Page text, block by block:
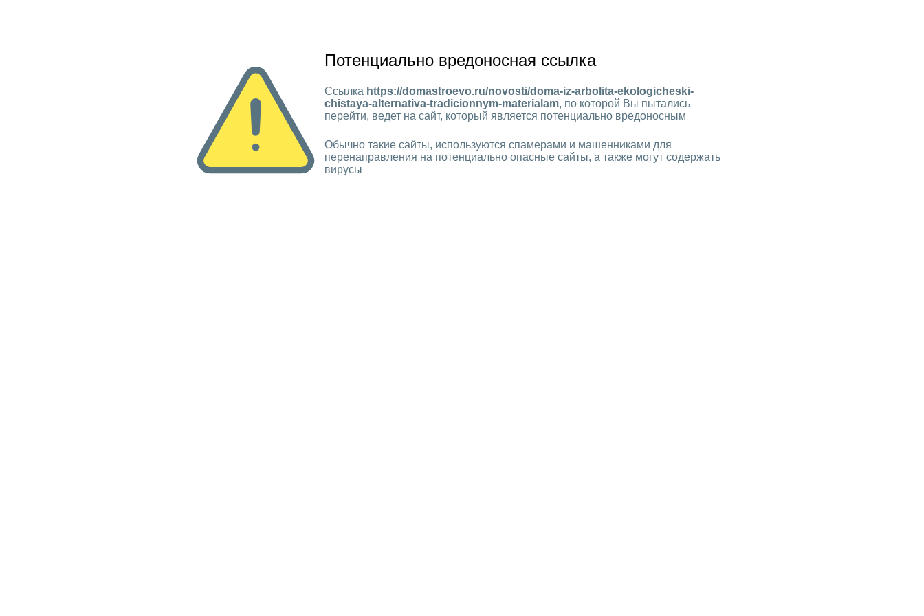
Потенциально вредоносная ссылка
Ссылка https://domastroevo.ru/novosti/doma-iz-arbolita-ekologicheski-
chistaya-alternativa-tradicionnym-materialam, по которой Вы пытались
перейти, ведет на сайт, который является потенциально вредоносным
Обычно такие сайты, используются спамерами и машенниками для
перенаправления на потенциально опасные сайты, а также могут содержать
вирусы